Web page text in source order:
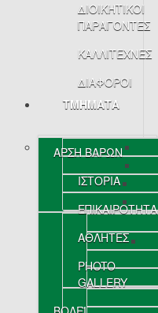
ΔΙΟΙΚΗΤΙΚΟΙ
ΠΑΡΑΓΟΝΤΕΣ
ΚΑΛΛΙΤΕΧΝΕΣ
ΔΙΑΦΟΡΟΙ
ΤΜΗΜΑΤΑ
ΑΡΣΗ ΒΑΡΩΝ
ΙΣΤΟΡΙΑ
ΕΠΙΚΑΙΡΟΤΗΤΑ
ΑΘΛΗΤΕΣ
PHOTO
GALLERY